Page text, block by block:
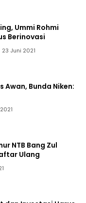
Ummi Rohmi
Berinovasi
23 Juni 2021
Awan, Bunda Niken:
NTB Bang Zul
Ulang